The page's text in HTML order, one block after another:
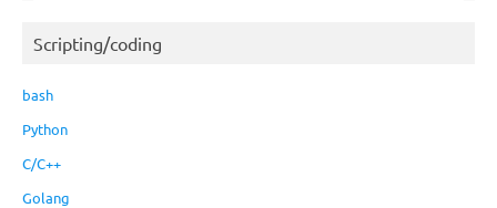
Scripting/coding
bash
Python
C/C++
Golang